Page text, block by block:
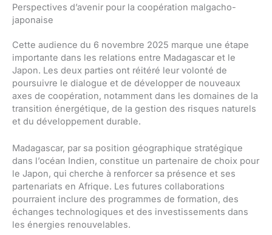
Perspectives d’avenir pour la coopération malgacho-
japonaise
Cette audience du 6 novembre 2025 marque une étape
importante dans les relations entre Madagascar et le
Japon. Les deux parties ont réitéré leur volonté de
poursuivre le dialogue et de développer de nouveaux
axes de coopération, notamment dans les domaines de la
transition énergétique, de la gestion des risques naturels
et du développement durable.
Madagascar, par sa position géographique stratégique
dans l’océan Indien, constitue un partenaire de choix pour
le Japon, qui cherche à renforcer sa présence et ses
partenariats en Afrique. Les futures collaborations
pourraient inclure des programmes de formation, des
échanges technologiques et des investissements dans
les énergies renouvelables.